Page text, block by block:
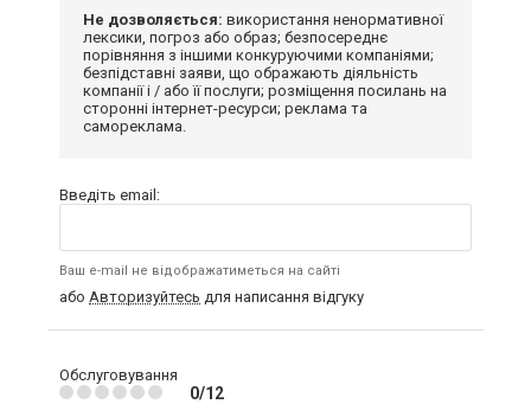
Не дозволяється: використання ненормативної
лексики, погроз або образ; безпосереднє
порівняння з іншими конкуруючими компаніями;
безпідставні заяви, що ображають діяльність
компанії і / або її послуги; розміщення посилань на
сторонні інтернет-ресурси; реклама та
самореклама.
Введіть email:
Ваш e-mail не відображатиметься на сайті
або Авторизуйтесь для написання відгуку
Обслуговування
0/12